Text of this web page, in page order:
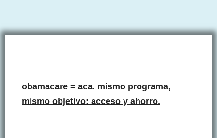
obamacare = aca. mismo programa,
mismo objetivo: acceso y ahorro.